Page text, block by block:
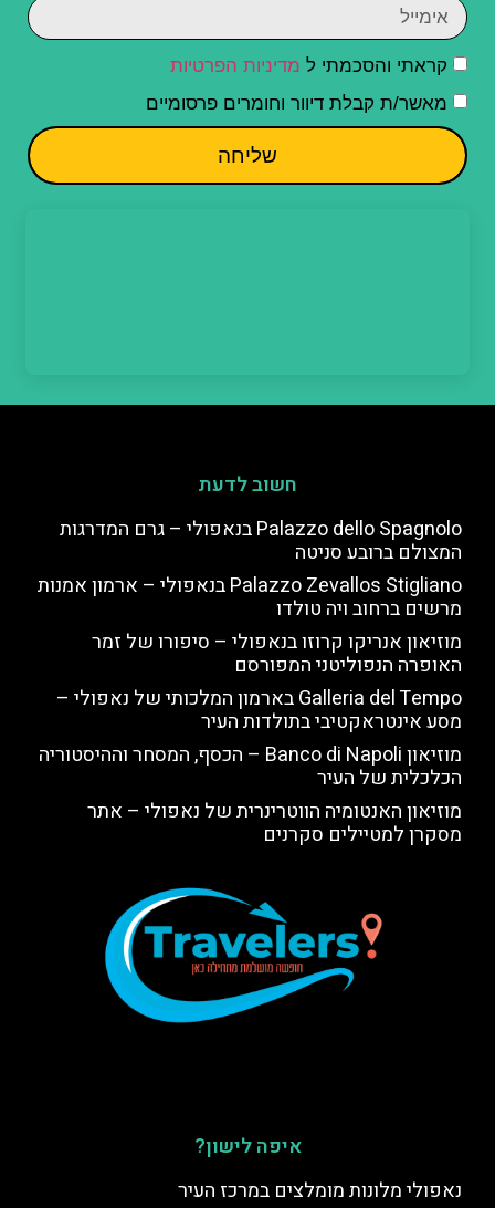
קראתי והסכמתי ל מדיניות הפרטיות
מאשר/ת קבלת דיוור וחומרים פרסומיים
שליחה
חשוב לדעת
Palazzo dello Spagnolo בנאפולי – גרם המדרגות
המצולם ברובע סניטה
Palazzo Zevallos Stigliano בנאפולי – ארמון אמנות
מרשים ברחוב ויה טולדו
מוזיאון אנריקו קרוזו בנאפולי – סיפורו של זמר
האופרה הנפוליטני המפורסם
Galleria del Tempo בארמון המלכותי של נאפולי –
מסע אינטראקטיבי בתולדות העיר
מוזיאון Banco di Napoli – הכסף, המסחר וההיסטוריה
הכלכלית של העיר
מוזיאון האנטומיה הווטרינרית של נאפולי – אתר
מסקרן למטיילים סקרנים
איפה לישון?
נאפולי מלונות מומלצים במרכז העיר